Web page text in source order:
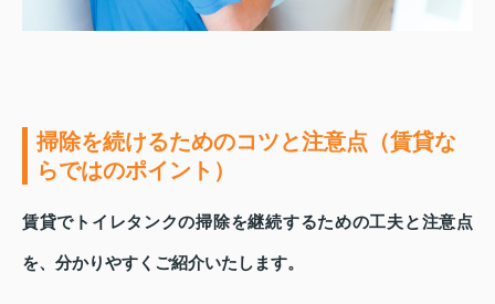
掃除を続けるためのコツと注意点（賃貸な
らではのポイント）
賃貸でトイレタンクの掃除を継続するための工夫と注意点
を、分かりやすくご紹介いたします。